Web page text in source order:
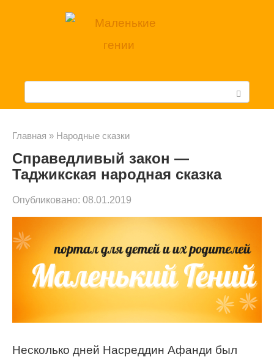
с
к
Главная » Народные сказки
Справедливый закон —
Таджикская народная сказка
Опубликовано: 08.01.2019
Несколько дней Насреддин Афанди был